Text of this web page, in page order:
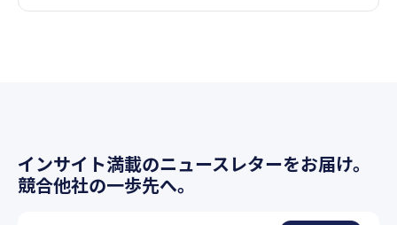
インサイト満載のニュースレターをお届け。
競合他社の一歩先へ。